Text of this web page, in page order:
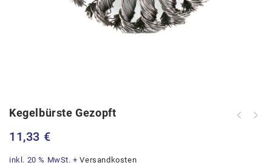
Kegelbürste Gezopft
11,33 €
inkl. 20 % MwSt. +Versandkosten